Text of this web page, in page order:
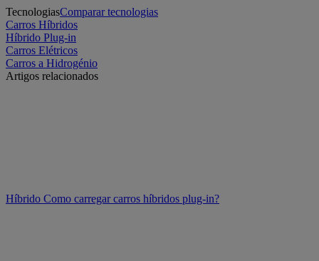
TecnologiasComparar tecnologias
Carros Híbridos
Híbrido Plug-in
Carros Elétricos
Carros a Hidrogénio
Artigos relacionados
Híbrido Como carregar carros híbridos plug-in?